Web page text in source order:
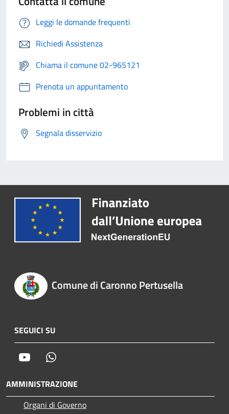
Leggi le domande frequenti
Richiedi Assistenza
Chiama il comune 02-965121
Prenota un appuntamento
Problemi in città
Segnala disservizio
Comune di Caronno Pertusella
SEGUICI SU
Youtube
AMMINISTRAZIONE
Organi di Governo